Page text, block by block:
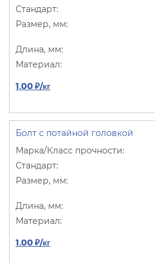
1.00 ₽/кг
Болт с потайной головкой
1.00 ₽/кг